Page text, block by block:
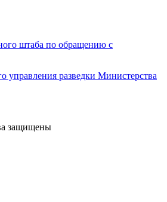
штаба по обращению с
управления разведки Министерства
защищены